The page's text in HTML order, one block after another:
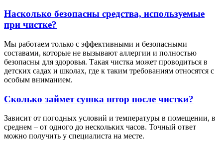
Насколько безопасны средства, используемые
при чистке?
Мы работаем только с эффективными и безопасными
составами, которые не вызывают аллергии и полностью
безопасны для здоровья. Такая чистка может проводиться в
детских садах и школах, где к таким требованиям относятся с
особым вниманием.
Сколько займет сушка штор после чистки?
Зависит от погодных условий и температуры в помещении, в
среднем – от одного до нескольких часов. Точный ответ
можно получить у специалиста на месте.